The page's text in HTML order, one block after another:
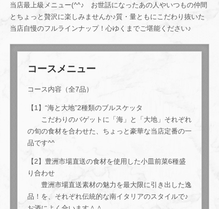
当店最上級メニュー(^^♪ お世話になったあの人やいつもの仲間
とちょっと贅沢に楽しみませんか♪質・量ともにこだわり抜いた
当店自慢のフルラインナップ！心ゆくまでご堪能ください♪
コースメニュー
コース内容（全7品）
【1】“海と大地”2種類のブルスケッタ
こだわりのバゲットに「海」と「大地」それぞれ
の旬の食材を合わせた、ちょっと豪華な当店定番の一
品です^^
【2】豊洲市場直送の食材を使用した小皿前菜6種盛
り合わせ
豊洲市場直送素材の魅力を最大限に引き出した逸
品！を、それぞれ伝統的な南イタリアのスタイルで♪